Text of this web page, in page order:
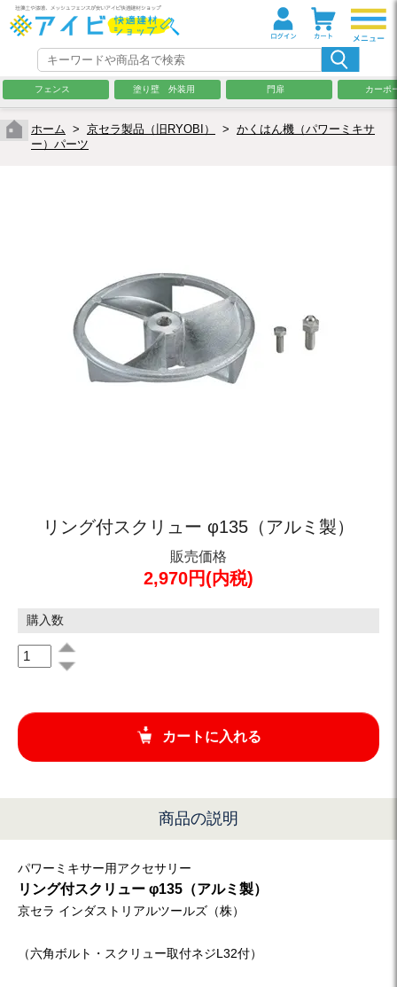
フェンス 塗り壁 外装用 門扉 カーポ
ホーム > 京セラ製品（旧RYOBI） > かくはん機（パワーミキサ
ー）パーツ
リング付スクリュー φ135（アルミ製）
販売価格
2,970円(内税)
購入数
カートに入れる
商品の説明
パワーミキサー用アクセサリー
リング付スクリュー φ135（アルミ製）
京セラ インダストリアルツールズ（株）
（六角ボルト・スクリュー取付ネジL32付）